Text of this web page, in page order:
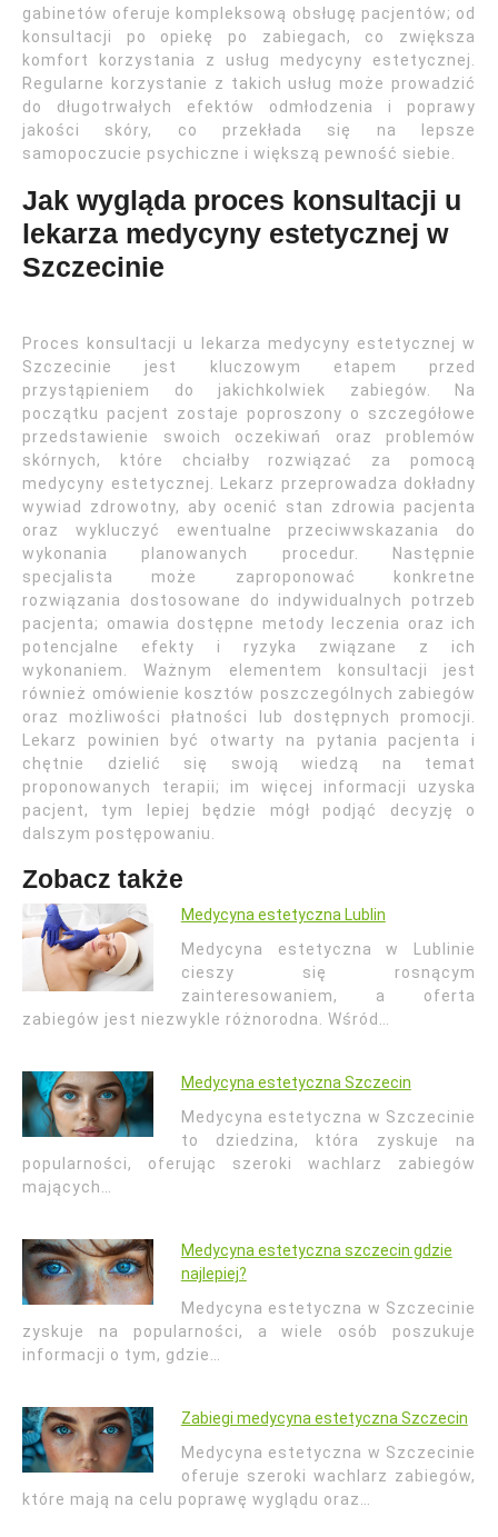
gabinetów oferuje kompleksową obsługę pacjentów; od
konsultacji po opiekę po zabiegach, co zwiększa
komfort korzystania z usług medycyny estetycznej.
Regularne korzystanie z takich usług może prowadzić
do długotrwałych efektów odmłodzenia i poprawy
jakości skóry, co przekłada się na lepsze
samopoczucie psychiczne i większą pewność siebie.
Jak wygląda proces konsultacji u
lekarza medycyny estetycznej w
Szczecinie
Proces konsultacji u lekarza medycyny estetycznej w
Szczecinie jest kluczowym etapem przed
przystąpieniem do jakichkolwiek zabiegów. Na
początku pacjent zostaje poproszony o szczegółowe
przedstawienie swoich oczekiwań oraz problemów
skórnych, które chciałby rozwiązać za pomocą
medycyny estetycznej. Lekarz przeprowadza dokładny
wywiad zdrowotny, aby ocenić stan zdrowia pacjenta
oraz wykluczyć ewentualne przeciwwskazania do
wykonania planowanych procedur. Następnie
specjalista może zaproponować konkretne
rozwiązania dostosowane do indywidualnych potrzeb
pacjenta; omawia dostępne metody leczenia oraz ich
potencjalne efekty i ryzyka związane z ich
wykonaniem. Ważnym elementem konsultacji jest
również omówienie kosztów poszczególnych zabiegów
oraz możliwości płatności lub dostępnych promocji.
Lekarz powinien być otwarty na pytania pacjenta i
chętnie dzielić się swoją wiedzą na temat
proponowanych terapii; im więcej informacji uzyska
pacjent, tym lepiej będzie mógł podjąć decyzję o
dalszym postępowaniu.
Zobacz także
Medycyna estetyczna Lublin
Medycyna estetyczna w Lublinie
cieszy się rosnącym
zainteresowaniem, a oferta
zabiegów jest niezwykle różnorodna. Wśród…
Medycyna estetyczna Szczecin
Medycyna estetyczna w Szczecinie
to dziedzina, która zyskuje na
popularności, oferując szeroki wachlarz zabiegów
mających…
Medycyna estetyczna szczecin gdzie
najlepiej?
Medycyna estetyczna w Szczecinie
zyskuje na popularności, a wiele osób poszukuje
informacji o tym, gdzie…
Zabiegi medycyna estetyczna Szczecin
Medycyna estetyczna w Szczecinie
oferuje szeroki wachlarz zabiegów,
które mają na celu poprawę wyglądu oraz…